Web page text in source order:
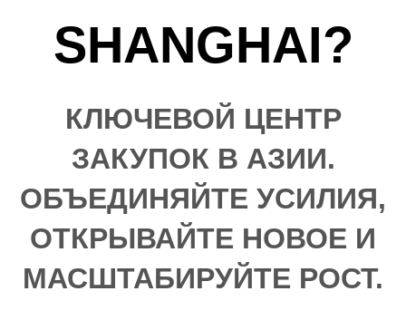
SHANGHAI?
КЛЮЧЕВОЙ ЦЕНТР
ЗАКУПОК В АЗИИ.
ОБЪЕДИНЯЙТЕ УСИЛИЯ,
ОТКРЫВАЙТЕ НОВОЕ И
МАСШТАБИРУЙТЕ РОСТ.